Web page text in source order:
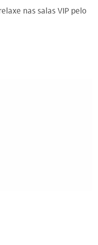
nas salas VIP pelo